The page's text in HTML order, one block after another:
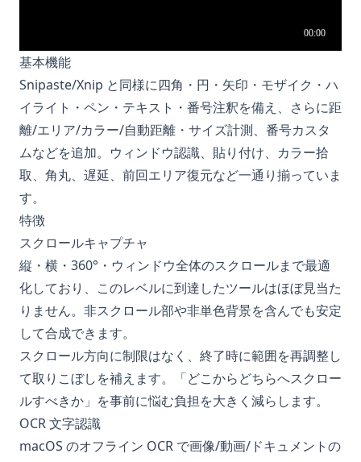
基本機能
Snipaste/Xnip と同様に四角・円・矢印・モザイク・ハ
イライト・ペン・テキスト・番号注釈を備え、さらに距
離/エリア/カラー/自動距離・サイズ計測、番号カスタ
ムなどを追加。ウィンドウ認識、貼り付け、カラー拾
取、角丸、遅延、前回エリア復元など一通り揃っていま
す。
特徴
スクロールキャプチャ
縦・横・360°・ウィンドウ全体のスクロールまで最適
化しており、このレベルに到達したツールはほぼ見当た
りません。非スクロール部や非単色背景を含んでも安定
して合成できます。
スクロール方向に制限はなく、終了時に範囲を再調整し
て取りこぼしを補えます。「どこからどちらへスクロー
ルすべきか」を事前に悩む負担を大きく減らします。
OCR 文字認識
macOS のオフライン OCR で画像/動画/ドキュメントの